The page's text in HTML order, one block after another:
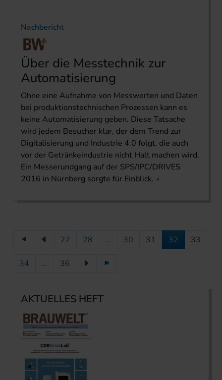
Nachbericht
Über die Messtechnik zur
Automatisierung
Ohne eine Aufnahme von Messwerten und Daten
bei produktionstechnischen Prozessen kann es
keine Automatisierung geben. Diese Tatsache
wird jedem Besucher klar, der dem Trend zur
Digitalisierung und Industrie 4.0 folgt, die auch
vor der Getränkeindustrie nicht Halt machen wird.
Ein Messerundgang auf der SPS/IPC/DRIVES
2016 in Nürnberg sorgte für Einblick.
27 28 ... 30 31 32 33
34 ... 36
AKTUELLES HEFT